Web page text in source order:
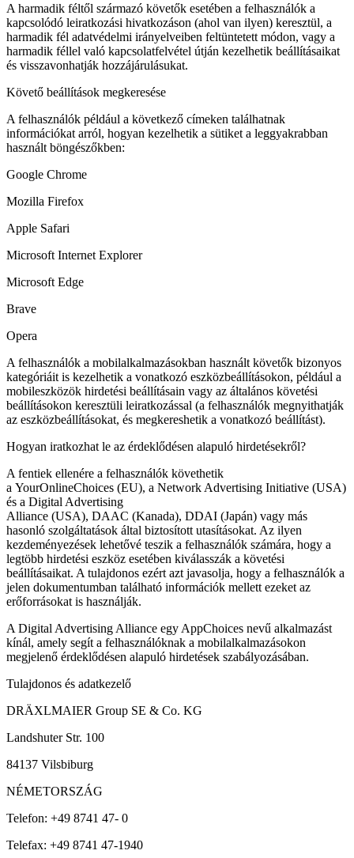
A harmadik féltől származó követők esetében a felhasználók a
kapcsolódó leiratkozási hivatkozáson (ahol van ilyen) keresztül, a
harmadik fél adatvédelmi irányelveiben feltüntetett módon, vagy a
harmadik féllel való kapcsolatfelvétel útján kezelhetik beállításaikat
és visszavonhatják hozzájárulásukat.
Követő beállítások megkeresése
A felhasználók például a következő címeken találhatnak
információkat arról, hogyan kezelhetik a sütiket a leggyakrabban
használt böngészőkben:
Google Chrome
Mozilla Firefox
Apple Safari
Microsoft Internet Explorer
Microsoft Edge
Brave
Opera
A felhasználók a mobilalkalmazásokban használt követők bizonyos
kategóriáit is kezelhetik a vonatkozó eszközbeállításokon, például a
mobileszközök hirdetési beállításain vagy az általános követési
beállításokon keresztüli leiratkozással (a felhasználók megnyithatják
az eszközbeállításokat, és megkereshetik a vonatkozó beállítást).
Hogyan iratkozhat le az érdeklődésen alapuló hirdetésekről?
A fentiek ellenére a felhasználók követhetik
a YourOnlineChoices (EU), a Network Advertising Initiative (USA)
és a Digital Advertising
Alliance (USA), DAAC (Kanada), DDAI (Japán) vagy más
hasonló szolgáltatások által biztosított utasításokat. Az ilyen
kezdeményezések lehetővé teszik a felhasználók számára, hogy a
legtöbb hirdetési eszköz esetében kiválasszák a követési
beállításaikat. A tulajdonos ezért azt javasolja, hogy a felhasználók a
jelen dokumentumban található információk mellett ezeket az
erőforrásokat is használják.
A Digital Advertising Alliance egy AppChoices nevű alkalmazást
kínál, amely segít a felhasználóknak a mobilalkalmazásokon
megjelenő érdeklődésen alapuló hirdetések szabályozásában.
Tulajdonos és adatkezelő
DRÄXLMAIER Group SE & Co. KG
Landshuter Str. 100
84137 Vilsbiburg
NÉMETORSZÁG
Telefon: +49 8741 47- 0
Telefax: +49 8741 47-1940